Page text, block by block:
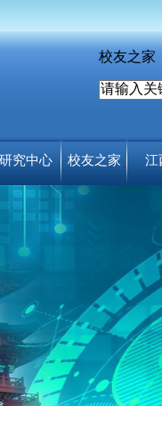
校友之家
究中心 校友之家 江